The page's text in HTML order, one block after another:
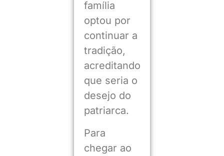
família
optou por
continuar a
tradição,
acreditando
que seria o
desejo do
patriarca.
Para
chegar ao